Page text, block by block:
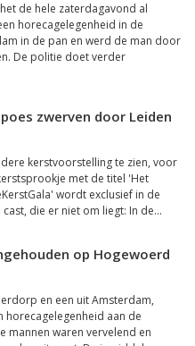
de hele zaterdagavond al
horecagelegenheid in de
in de pan en werd de man door
De politie doet verder
zwerven door Leiden
kerstvoorstelling te zien, voor
met de titel 'Het
wordt exclusief in de
die er niet om liegt: In de...
op Hogewoerd
en een uit Amsterdam,
horecagelegenheid aan de
mannen waren vervelend en